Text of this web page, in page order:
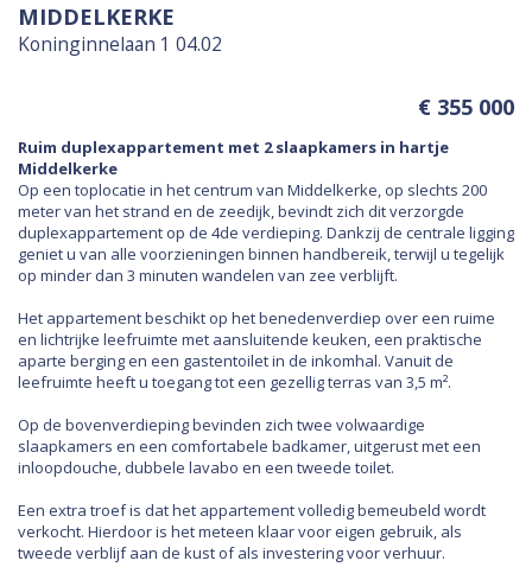
MIDDELKERKE
Koninginnelaan 1 04.02
€ 355 000
Ruim duplexappartement met 2 slaapkamers in hartje
Middelkerke
Op een toplocatie in het centrum van Middelkerke, op slechts 200
meter van het strand en de zeedijk, bevindt zich dit verzorgde
duplexappartement op de 4de verdieping. Dankzij de centrale ligging
geniet u van alle voorzieningen binnen handbereik, terwijl u tegelijk
op minder dan 3 minuten wandelen van zee verblijft.
Het appartement beschikt op het benedenverdiep over een ruime
en lichtrijke leefruimte met aansluitende keuken, een praktische
aparte berging en een gastentoilet in de inkomhal. Vanuit de
leefruimte heeft u toegang tot een gezellig terras van 3,5 m².
Op de bovenverdieping bevinden zich twee volwaardige
slaapkamers en een comfortabele badkamer, uitgerust met een
inloopdouche, dubbele lavabo en een tweede toilet.
Een extra troef is dat het appartement volledig bemeubeld wordt
verkocht. Hierdoor is het meteen klaar voor eigen gebruik, als
tweede verblijf aan de kust of als investering voor verhuur.